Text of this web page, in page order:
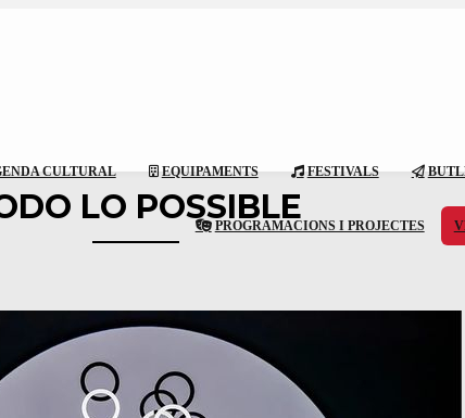
CULTURAL EQUIPAMENTS FESTIVALS
PROGRAMACIONS I PROJECTES
LO POSSIBLE